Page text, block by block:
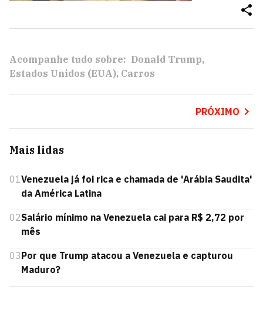
Acompanhe tudo sobre: Donald Trump
Estados Unidos (EUA) Carros
PRÓXIMO
Mais lidas
01Venezuela já foi rica e chamada de 'Arábia Saudita'
da América Latina
02Salário mínimo na Venezuela cai para R$ 2,72 por
mês
03Por que Trump atacou a Venezuela e capturou
Maduro?